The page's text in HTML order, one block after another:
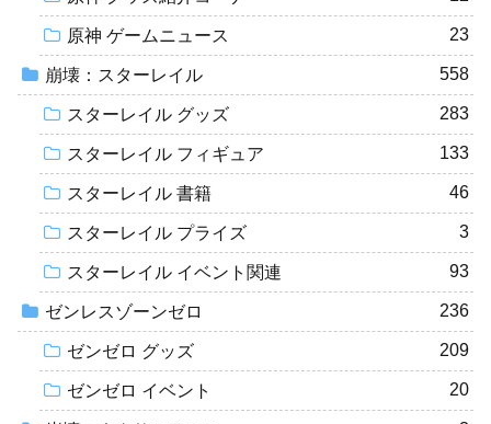
原神 ゲームニュース 23
崩壊：スターレイル 558
スターレイル グッズ 283
スターレイル フィギュア 133
スターレイル 書籍 46
スターレイル プライズ 3
スターレイル イベント関連 93
ゼンレスゾーンゼロ 236
ゼンゼロ グッズ 209
ゼンゼロ イベント 20